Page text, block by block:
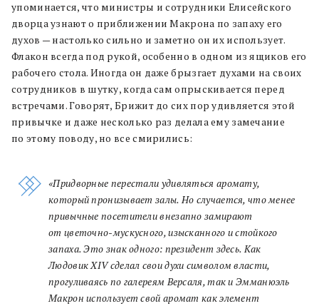
упоминается, что министры и сотрудники Елисейского
дворца узнают о приближении Макрона по запаху его
духов — настолько сильно и заметно он их использует.
Флакон всегда под рукой, особенно в одном из ящиков его
рабочего стола. Иногда он даже брызгает духами на своих
сотрудников в шутку, когда сам опрыскивается перед
встречами. Говорят, Брижит до сих пор удивляется этой
привычке и даже несколько раз делала ему замечание
по этому поводу, но все смирились:
«Придворные перестали удивляться аромату,
который пронизывает залы. Но случается, что менее
привычные посетители внезапно замирают
от цветочно-мускусного, изысканного и стойкого
запаха. Это знак одного: президент здесь. Как
Людовик XIV сделал свои духи символом власти,
прогуливаясь по галереям Версаля, так и Эмманюэль
Макрон использует свой аромат как элемент